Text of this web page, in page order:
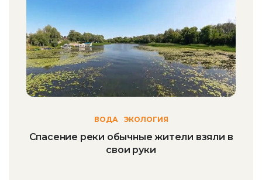
ВОДА ЭКОЛОГИЯ
Спасение реки обычные жители взяли в
свои руки